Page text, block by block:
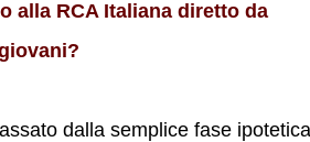
alla RCA Italiana diretto da
dalla semplice fase ipotetica